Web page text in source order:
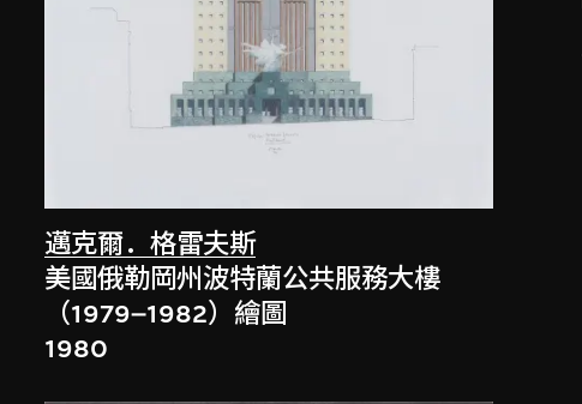
邁克爾．格雷夫斯
美國俄勒岡州波特蘭公共服務大樓
（1979–1982）繪圖
1980